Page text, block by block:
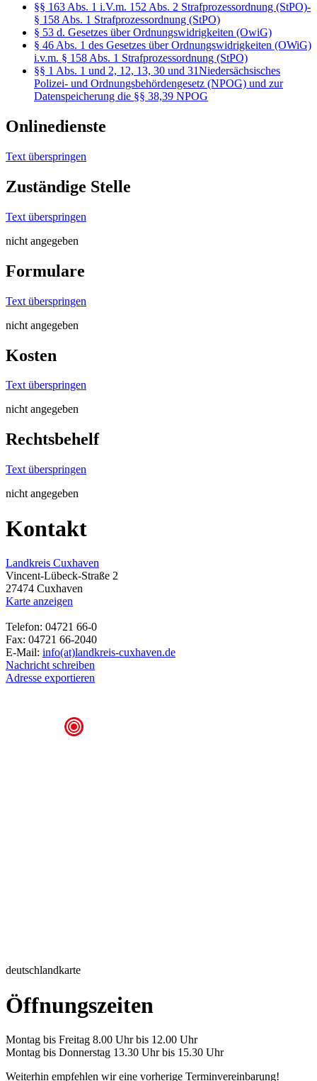
§§ 163 Abs. 1 i.V.m. 152 Abs. 2 Strafprozessordnung (StPO)-
§ 158 Abs. 1 Strafprozessordnung (StPO)
§ 53 d. Gesetzes über Ordnungswidrigkeiten (OwiG)
§ 46 Abs. 1 des Gesetzes über Ordnungswidrigkeiten (OWiG)
i.v.m. § 158 Abs. 1 Strafprozessordnung (StPO)
§§ 1 Abs. 1 und 2, 12, 13, 30 und 31Niedersächsisches
Polizei- und Ordnungsbehördengesetz (NPOG) und zur
Datenspeicherung die §§ 38,39 NPOG
Onlinedienste
Text überspringen
Zuständige Stelle
Text überspringen
nicht angegeben
Formulare
Text überspringen
nicht angegeben
Kosten
Text überspringen
nicht angegeben
Rechtsbehelf
Text überspringen
nicht angegeben
Kontakt
Landkreis Cuxhaven
Vincent-Lübeck-Straße 2
27474 Cuxhaven
Karte anzeigen
Telefon: 04721 66-0
Fax: 04721 66-2040
E-Mail: info(at)landkreis-cuxhaven.de
Nachricht schreiben
Adresse exportieren
deutschlandkarte
Öffnungszeiten
Montag bis Freitag 8.00 Uhr bis 12.00 Uhr
Montag bis Donnerstag 13.30 Uhr bis 15.30 Uhr
Weiterhin empfehlen wir eine vorherige Terminvereinbarung!